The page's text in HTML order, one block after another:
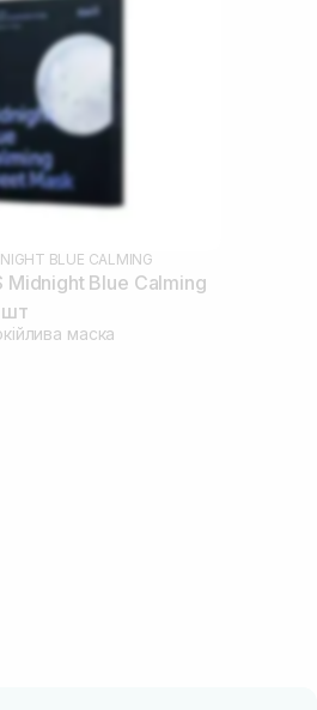
BLUE CALMING
Midnight Blue Calming
шт
маска